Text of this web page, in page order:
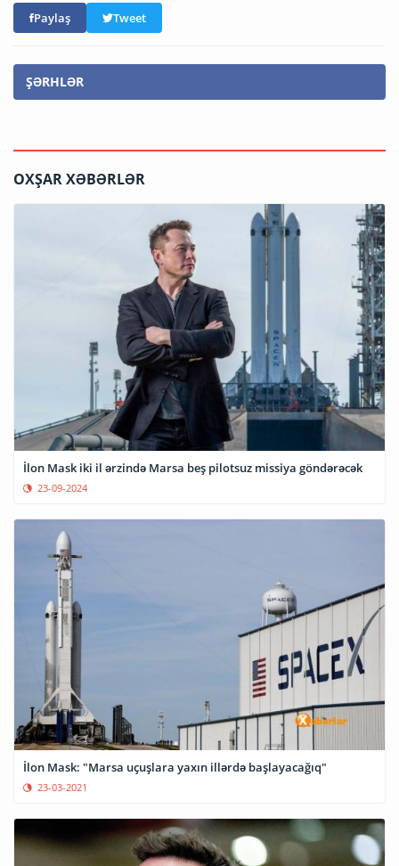
Paylaş Tweet
ŞƏRHLƏR
OXŞAR XƏBƏRLƏR
İlon Mask iki il ərzində Marsa beş pilotsuz missiya göndərəcək
23-09-2024
İlon Mask: "Marsa uçuşlara yaxın illərdə başlayacağıq"
23-03-2021